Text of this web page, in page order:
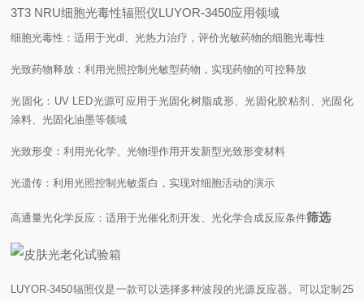
3T3 NRU细胞光毒性辐照仪LUYOR-3450应用领域
细胞光毒性：适用于光dl、光热力治疗，评价光敏药物的细胞光毒性
光致药物释放：利用光照控制光敏型药物，实现药物的可控释放
光固化：UV LED光源可应用于光固化树脂成形、光固化胶粘剂、光固化
涂料、光固化油墨等领域
光致形变：利用光化学、光物理作用开发新型光致形变材料
光遗传：利用光照控制光敏蛋白，实现对细胞活动的演示
高通量光化学反应：适用于光催化剂开发、光化学合成反应条件筛选
LUYOR-3450辐照仪是一款可以选择多种波段的光源反应器。可以定制25